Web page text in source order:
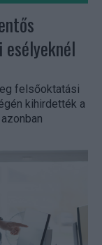
esélyeknél
felsőoktatási
kihirdették a